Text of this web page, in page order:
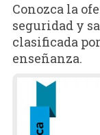
Conozca la
seguridad y
clasificada
enseñanza.